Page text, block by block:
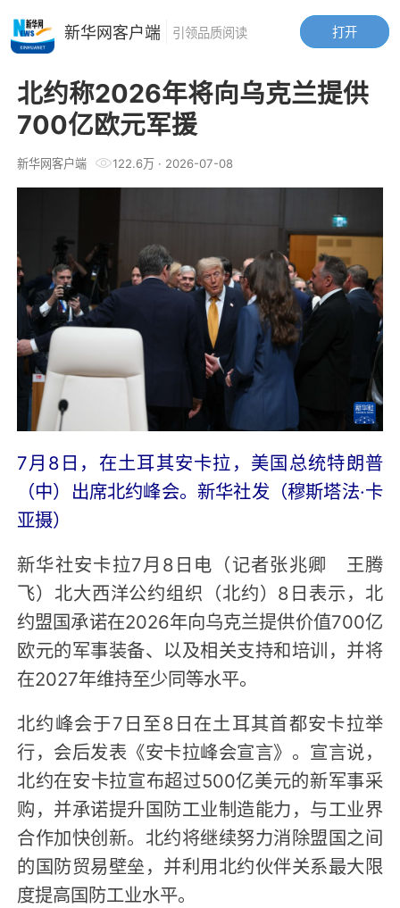
北约称2026年将向乌克兰提供
700亿欧元军援
新华网客户端 122.6万· 2026-07-08
7月8日，在土耳其安卡拉，美国总统特朗普
（中）出席北约峰会。新华社发（穆斯塔法·卡
亚摄）
新华社安卡拉7月8日电（记者张兆卿 王腾
飞）北大西洋公约组织（北约）8日表示，北
约盟国承诺在2026年向乌克兰提供价值700亿
欧元的军事装备、以及相关支持和培训，并将
在2027年维持至少同等水平。
北约峰会于7日至8日在土耳其首都安卡拉举
行，会后发表《安卡拉峰会宣言》。宣言说，
北约在安卡拉宣布超过500亿美元的新军事采
购，并承诺提升国防工业制造能力，与工业界
合作加快创新。北约将继续努力消除盟国之间
的国防贸易壁垒，并利用北约伙伴关系最大限
度提高国防工业水平。
打开
新华网客户端 引领品质阅读